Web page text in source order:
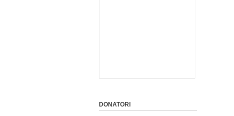
DONATORI